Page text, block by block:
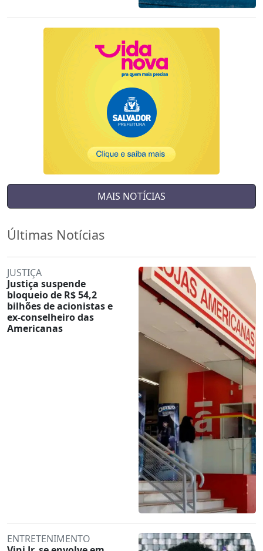
MAIS NOTÍCIAS
Últimas Notícias
JUSTIÇA
Justiça suspende
bloqueio de R$ 54,2
bilhões de acionistas e
ex-conselheiro das
Americanas
ENTRETENIMENTO